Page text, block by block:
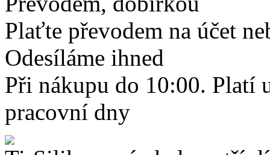
Plaťte převodem na účet
Odesíláme ihned
Při nákupu do 10:00. Platí
pracovní dny